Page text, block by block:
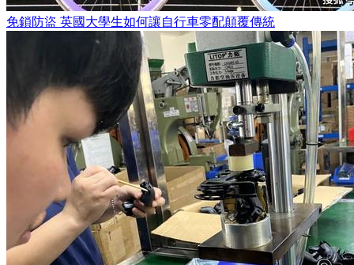
免鎖防盜 英國大學生如何讓自行車零配顛覆傳統